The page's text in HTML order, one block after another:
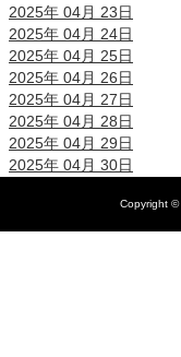
2025年 04月 23日
2025年 04月 24日
2025年 04月 25日
2025年 04月 26日
2025年 04月 27日
2025年 04月 28日
2025年 04月 29日
2025年 04月 30日
Copyright ©